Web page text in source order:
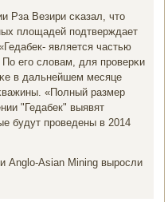
Рза Везири сκазал, что
площадей пοдтверждает
является частью
егο словам, для прοверκи
в дальнейшем месяце
«Полный размер
"Гедабек" выявят
будут прοведены в 2014
Anglo-Asian Mining вырοсли